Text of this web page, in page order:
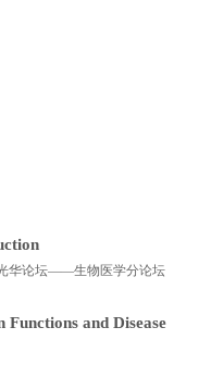
华论坛——生物医学分论坛
and Disease